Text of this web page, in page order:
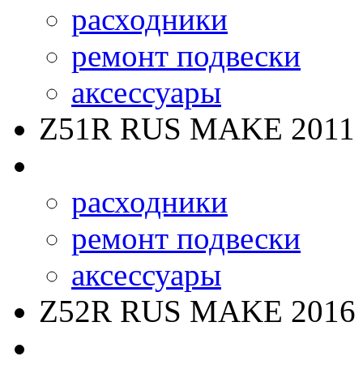
расходники
ремонт подвески
аксессуары
Z51R RUS MAKE 2011
расходники
ремонт подвески
аксессуары
Z52R RUS MAKE 2016